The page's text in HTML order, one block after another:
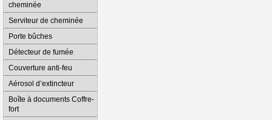
cheminée
Serviteur de cheminée
Porte bûches
Détecteur de fumée
Couverture anti-feu
Aérosol d’extincteur
Boîte à documents Coffre-
fort